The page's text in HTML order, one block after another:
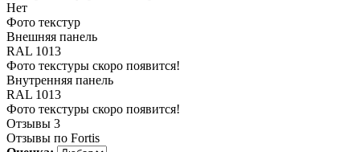
Нет
Фото текстур
Внешняя панель
RAL 1013
Фото текстуры скоро появится!
Внутренняя панель
RAL 1013
Фото текстуры скоро появится!
Отзывы 3
Отзывы по Fortis